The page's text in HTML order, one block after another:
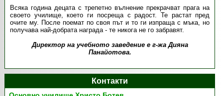
Всяка година децата с трепетно вълнение прекрачват прага на
своето училище, което ги посреща с радост. Те растат пред
очите му. После поемат по своя път и то ги изпраща с мъка, но
получава най-добрата награда - те никога не го забравят.
Директор на учебното заведение е г-жа Дияна
Панайотова.
Контакти